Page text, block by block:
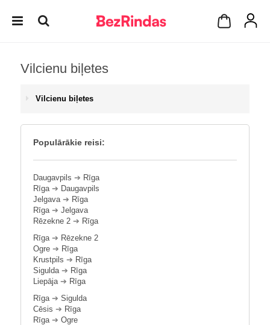
Vilcienu biļetes
Vilcienu biļetes
Populārākie reisi:
Daugavpils ➔ Rīga
Rīga➔ Daugavpils
Jelgava➔ Rīga
Rīga➔ Jelgava
Rēzekne 2 ➔ Rīga
Rīga➔ Rēzekne 2
Ogre ➔ Rīga
Krustpils ➔ Rīga
Sigulda➔ Rīga
Liepāja➔ Rīga
Rīga➔ Sigulda
Cēsis ➔ Rīga
Rīga➔ Ogre